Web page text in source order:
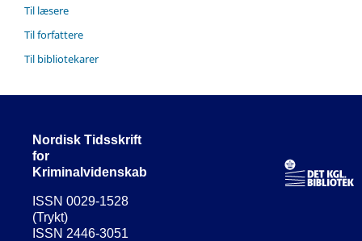
Til læsere
Til forfattere
Til bibliotekarer
Nordisk Tidsskrift
for
Kriminalvidenskab
ISSN 0029-1528
(Trykt)
ISSN 2446-3051